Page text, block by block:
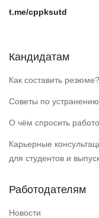
t.me/cppksutd
Кандидатам
Как составить резюме?
Советы по
О чём спросить
Карьерные
для студентов и
Работодателям
Новости